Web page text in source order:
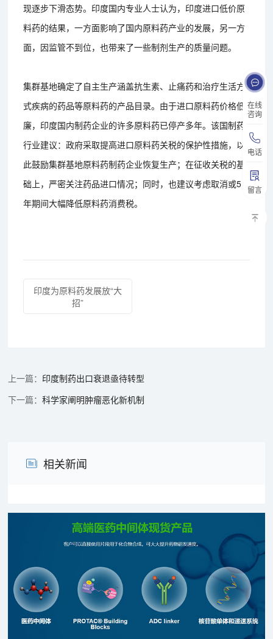
在线
咨询
电话
留言
现逐步下滑态势。印度国内专业人士认为，印度进口低价原
料药的结果，一方面影响了国内原料药产业的发展，另一方
面，因监管不到位，也带来了一些制剂生产的质量问题。
集群基地确定了自主生产涵盖抗生素、止痛药和治疗生活方
式疾病的药品等原料药的产品目录。由于进口原料药价格低
廉，印度国内制药企业的许多原料药已停产多年。该国制药
行业建议：政府采取提高进口原料药关税的保护性措施，以
此鼓励集群基地原料药制药企业恢复生产；在征收关税的基
础上，严密关注药品进口情况；同时，也建议考虑取消或5
年期间大幅降低原料药消费税。
印度为原料药发展放“大
招”
印度制药出口衰退亟待转型
科学家阐明肿瘤恶化新机制
相关新闻